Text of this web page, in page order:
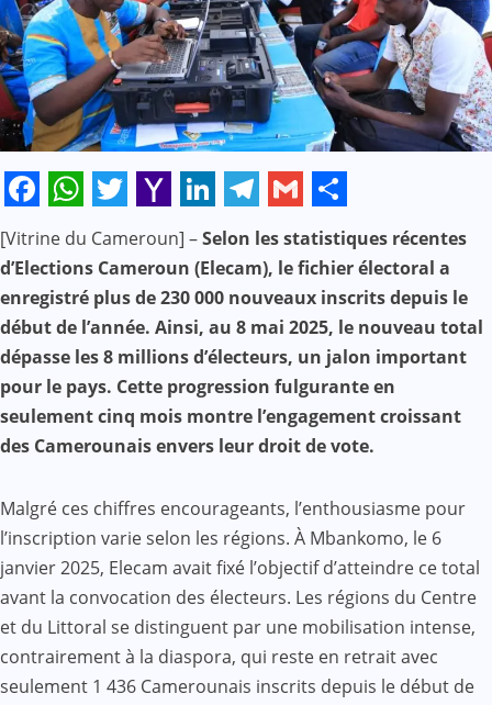
Facebook
WhatsApp
Twitter
Yahoo
Mail
LinkedIn
Telegram
Gmail
Share
[Vitrine du Cameroun] –Selon les statistiques récentes
d’Elections Cameroun (Elecam), le fichier électoral a
enregistré plus de 230 000 nouveaux inscrits depuis le
début de l’année. Ainsi, au 8 mai 2025, le nouveau total
dépasse les 8 millions d’électeurs, un jalon important
pour le pays. Cette progression fulgurante en
seulement cinq mois montre l’engagement croissant
des Camerounais envers leur droit de vote.
Malgré ces chiffres encourageants, l’enthousiasme pour
l’inscription varie selon les régions. À Mbankomo, le 6
janvier 2025, Elecam avait fixé l’objectif d’atteindre ce total
avant la convocation des électeurs. Les régions du Centre
et du Littoral se distinguent par une mobilisation intense,
contrairement à la diaspora, qui reste en retrait avec
seulement 1 436 Camerounais inscrits depuis le début de